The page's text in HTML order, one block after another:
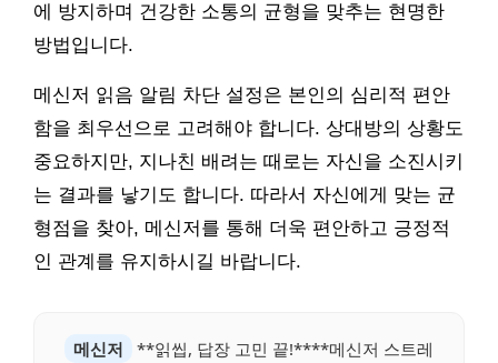
에 방지하며 건강한 소통의 균형을 맞추는 현명한
방법입니다.
메신저 읽음 알림 차단 설정은 본인의 심리적 편안
함을 최우선으로 고려해야 합니다. 상대방의 상황도
중요하지만, 지나친 배려는 때로는 자신을 소진시키
는 결과를 낳기도 합니다. 따라서 자신에게 맞는 균
형점을 찾아, 메신저를 통해 더욱 편안하고 긍정적
인 관계를 유지하시길 바랍니다.
메신저
**읽씹, 답장 고민 끝!****메신저 스트레